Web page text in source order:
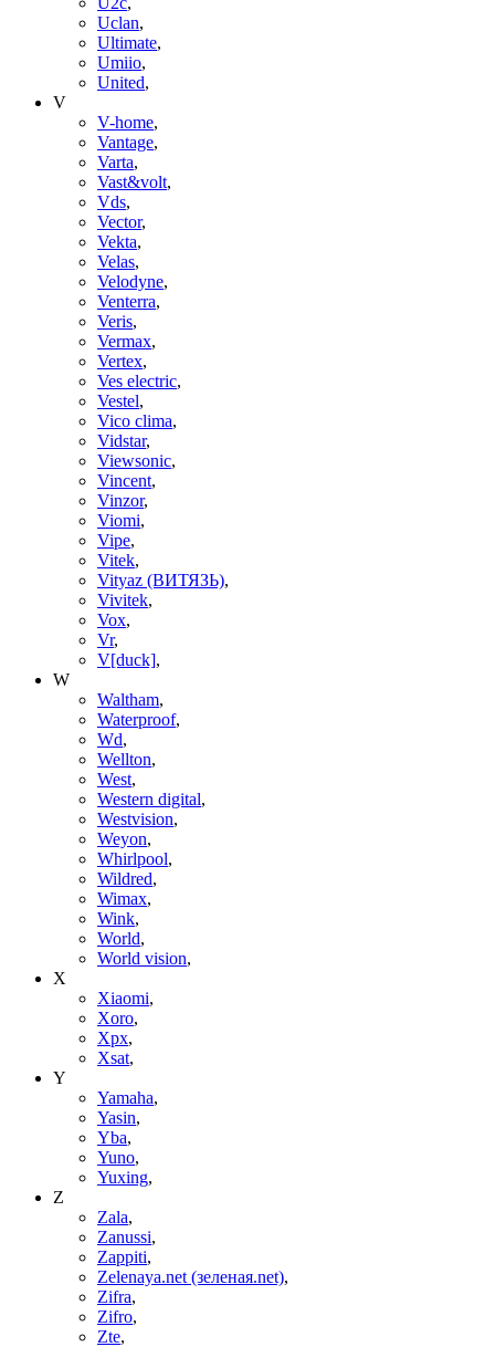
Uclan,
Ultimate,
Umiio,
United,
V
V-home,
Vantage,
Varta,
Vast&volt,
Vds,
Vector,
Vekta,
Velas,
Velodyne,
Venterra,
Veris,
Vermax,
Vertex,
Ves electric,
Vestel,
Vico clima,
Vidstar,
Viewsonic,
Vincent,
Vinzor,
Viomi,
Vipe,
Vitek,
Vityaz (ВИТЯЗЬ),
Vivitek,
Vox,
Vr,
V[duck],
W
Waltham,
Waterproof,
Wd,
Wellton,
West,
Western digital,
Westvision,
Weyon,
Whirlpool,
Wildred,
Wimax,
Wink,
World,
World vision,
X
Xiaomi,
Xoro,
Xpx,
Xsat,
Y
Yamaha,
Yasin,
Yba,
Yuno,
Yuxing,
Z
Zala,
Zanussi,
Zappiti,
Zelenaya.net (зеленая.net),
Zifra,
Zifro,
Zte,